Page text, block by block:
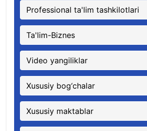
Professional ta'lim tashkilotlari
Ta'lim-Biznes
Video yangiliklar
Xususiy bog‘chalar
Xususiy maktablar